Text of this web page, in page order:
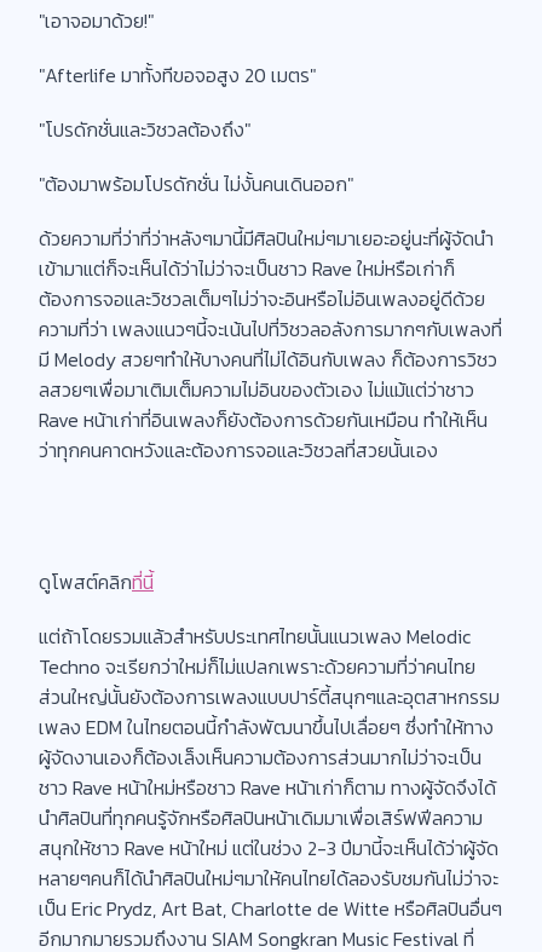
"เอาจอมาด้วย!"
"Afterlife มาทั้งทีขอจอสูง 20 เมตร"
"โปรดักชั่นและวิชวลต้องถึง"
"ต้องมาพร้อมโปรดักชั่น ไม่งั้นคนเดินออก"
ด้วยความที่ว่าที่ว่าหลังๆมานี้มีศิลปินใหม่ๆมาเยอะอยู่นะที่ผู้จัดนำ
เข้ามาแต่ก็จะเห็นได้ว่าไม่ว่าจะเป็นชาว Rave ใหม่หรือเก่าก็
ต้องการจอและวิชวลเต็มๆไม่ว่าจะอินหรือไม่อินเพลงอยู่ดีด้วย
ความที่ว่า เพลงแนวๆนี้จะเน้นไปที่วิชวลอลังการมากๆกับเพลงที่
มี Melody สวยๆทำให้บางคนที่ไม่ได้อินกับเพลง ก็ต้องการวิชว
ลสวยๆเพื่อมาเติมเต็มความไม่อินของตัวเอง ไม่แม้แต่ว่าชาว
Rave หน้าเก่าที่อินเพลงก็ยังต้องการด้วยกันเหมือน ทำให้เห็น
ว่าทุกคนคาดหวังและต้องการจอและวิชวลที่สวยนั้นเอง
ดูโพสต์คลิกที่นี้
แต่ถ้าโดยรวมแล้วสำหรับประเทศไทยนั้นแนวเพลง Melodic
Techno จะเรียกว่าใหม่ก็ไม่แปลกเพราะด้วยความที่ว่าคนไทย
ส่วนใหญ่นั้นยังต้องการเพลงแบบปาร์ตี้สนุกๆและอุตสาหกรรม
เพลง EDM ในไทยตอนนี้กำลังพัฒนาขึ้นไปเลื่อยๆ ซึ่งทำให้ทาง
ผู้จัดงานเองก็ต้องเล็งเห็นความต้องการส่วนมากไม่ว่าจะเป็น
ชาว Rave หน้าใหม่หรือชาว Rave หน้าเก่าก็ตาม ทางผู้จัดจึงได้
นำศิลปินที่ทุกคนรู้จักหรือศิลปินหน้าเดิมมาเพื่อเสิร์ฟฟีลความ
สนุกให้ชาว Rave หน้าใหม่ แต่ในช่วง 2-3 ปีมานี้จะเห็นได้ว่าผู้จัด
หลายๆคนก็ได้นำศิลปินใหม่ๆมาให้คนไทยได้ลองรับชมกันไม่ว่าจะ
เป็น Eric Prydz, Art Bat, Charlotte de Witte หรือศิลปินอื่นๆ
อีกมากมายรวมถึงงาน SIAM Songkran Music Festival ที่